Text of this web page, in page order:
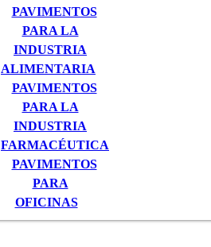
PAVIMENTOS
PARA LA
INDUSTRIA
ALIMENTARIA
PAVIMENTOS
PARA LA
INDUSTRIA
FARMACÉUTICA
PAVIMENTOS
PARA
OFICINAS